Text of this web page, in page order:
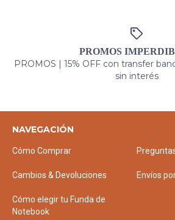
PROMOS
PROMOS | 15% OFF con transfer
sin interés
NAVEGACIÓN
Cómo Comprar
Cambios & Devoluciones Envíos
Cómo elegir tu Funda de
Notebook